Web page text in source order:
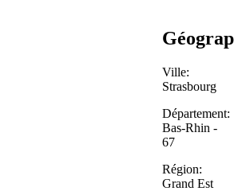
Ville:
Strasbourg
Département:
Bas-Rhin -
67
Région:
Grand Est